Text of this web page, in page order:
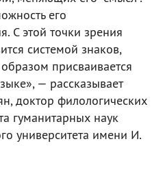
его
С этой точки зрения
системой знаков,
присваивается
— рассказывает
доктор филологических
гуманитарных наук
университета имени И.